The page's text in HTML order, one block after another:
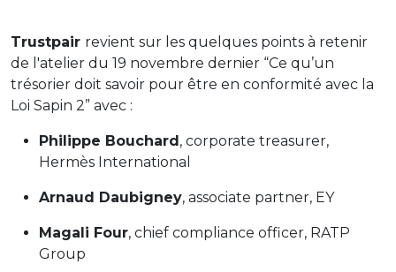
Trustpair revient sur les quelques points à retenir
de l'atelier du 19 novembre dernier “Ce qu’un
trésorier doit savoir pour être en conformité avec la
Loi Sapin 2” avec :
Philippe Bouchard, corporate treasurer,
Hermès International
Arnaud Daubigney, associate partner, EY
Magali Four, chief compliance officer, RATP
Group